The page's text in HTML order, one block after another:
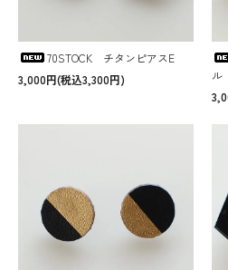
70STOCK チタンピアスE
3,000円(税込3,300円)
ル